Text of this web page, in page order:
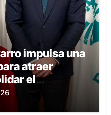
impulsa una
atraer
el